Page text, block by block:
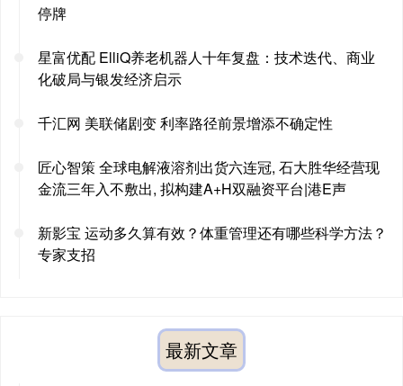
停牌
星富优配 ElliQ养老机器人十年复盘：技术迭代、商业
化破局与银发经济启示
千汇网 美联储剧变 利率路径前景增添不确定性
匠心智策 全球电解液溶剂出货六连冠, 石大胜华经营现
金流三年入不敷出, 拟构建A+H双融资平台|港E声
新影宝 运动多久算有效？体重管理还有哪些科学方法？
专家支招
最新文章